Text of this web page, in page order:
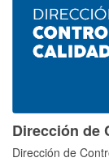
Dirección de
Dirección de